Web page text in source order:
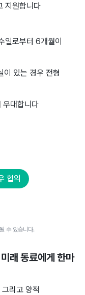
지원합니다
일로부터 6개월이
이 있는 경우 전형
우대합니다
협의
수 있습니다.
래 동료에게 한마
리고 양적